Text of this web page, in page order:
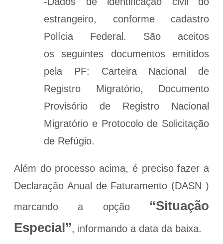
estrangeiro, conforme cadastro
Polícia Federal. São aceitos
os seguintes documentos emitidos
pela PF: Carteira Nacional de
Registro Migratório, Documento
Provisório de Registro Nacional
Migratório e Protocolo de Solicitação
de Refúgio.
Além do processo acima, é preciso fazer a
Declaração Anual de Faturamento (DASN )
marcando a opção “Situação
Especial”, informando a data da baixa.